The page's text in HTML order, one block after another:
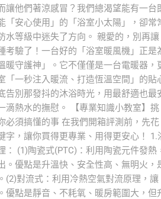
讓他們著涼感冒？我們總渴望能有一台
「安心使用」的「浴室小太陽」，卻常
水等級中迷失了方向。 親愛的，別再讓
考驗了！一台好的「浴室暖風機」正是
暖守護神」。它不僅僅是一台電暖器，
「一秒注入暖流、打造恆溫空間」的貼
告別那發抖的沐浴時光，用最舒適也最
滴熱水的撫慰。 【專業知識小教室】挑
必須搞懂的事 在我們開箱評測前，先花
字，讓你買得更專業、用得更安心！ 1.
： (1)陶瓷式(PTC)：利用陶瓷元件發熱
。優點是升溫快、安全性高、無明火，
(2)對流式：利用冷熱空氣對流原理，讓
優點是靜音、不耗氧、暖房範圍大，但